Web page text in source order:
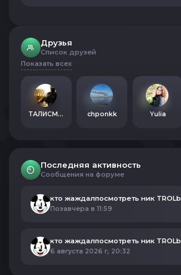
Друзья
Список друзей
Показать всех
ТАЛИСМАНЧИК chponkk Yulia
Последняя активность
Сообщения на форуме
кто жаждалпосмотреть ник TROLb
Позавчера в 11:59
кто жаждалпосмотреть ник TROLb
6 августа 2026 г, 20:32